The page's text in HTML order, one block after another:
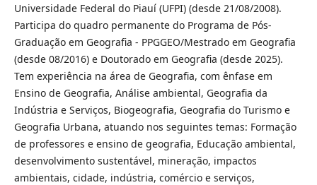
Universidade Federal do Piauí (UFPI) (desde 21/08/2008).
Participa do quadro permanente do Programa de Pós-
Graduação em Geografia - PPGGEO/Mestrado em Geografia
(desde 08/2016) e Doutorado em Geografia (desde 2025).
Tem experiência na área de Geografia, com ênfase em
Ensino de Geografia, Análise ambiental, Geografia da
Indústria e Serviços, Biogeografia, Geografia do Turismo e
Geografia Urbana, atuando nos seguintes temas: Formação
de professores e ensino de geografia, Educação ambiental,
desenvolvimento sustentável, mineração, impactos
ambientais, cidade, indústria, comércio e serviços,